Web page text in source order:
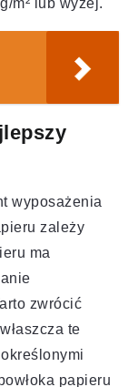
m² lub wyżej.
wyposażenia
zależy
ma
zwrócić
te
papieru